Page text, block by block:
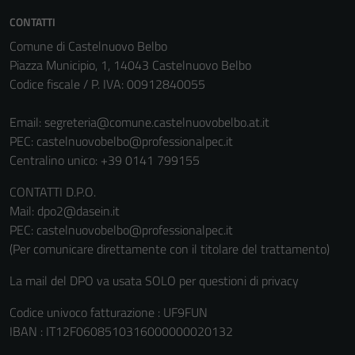
CONTATTI
Comune di Castelnuovo Belbo
Piazza Municipio, 1, 14043 Castelnuovo Belbo
Codice fiscale / P. IVA: 00912840055
Email: segreteria@comune.castelnuovobelbo.at.it
PEC: castelnuovobelbo@professionalpec.it
Centralino unico: +39 0141 799155
CONTATTI D.P.O.
Mail: dpo2@dasein.it
PEC: castelnuovobelbo@professionalpec.it
(Per comunicare direttamente con il titolare del trattamento)
La mail del DPO va usata SOLO per questioni di privacy
Codice univoco fatturazione : UF9FUN
IBAN : IT12F0608510316000000020132
Questi cookie
disabilitati.
Questi cookie